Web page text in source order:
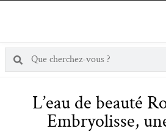
L’eau de beauté
Embryolisse,